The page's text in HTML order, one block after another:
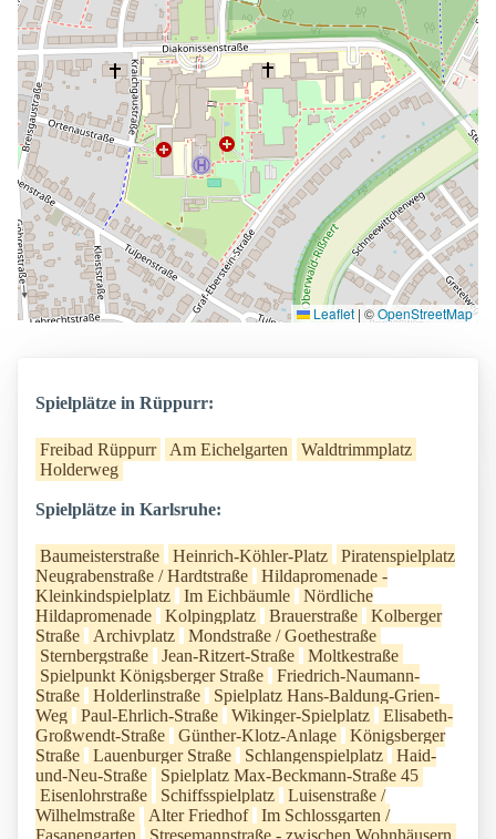
Leaflet | ©OpenStreetMap
Spielplätze in Rüppurr:
Freibad Rüppurr Am Eichelgarten
Waldtrimmplatz
Holderweg
Spielplätze in Karlsruhe:
Baumeisterstraße Heinrich-Köhler-Platz
Piratenspielplatz
Neugrabenstraße / Hardtstraße
Hildapromenade -
Kleinkindspielplatz
Im Eichbäumle
Nördliche
Hildapromenade
Kolpingplatz Brauerstraße
Kolberger
Straße
Archivplatz
Mondstraße / Goethestraße
Sternbergstraße
Jean-Ritzert-Straße
Moltkestraße
Spielpunkt Königsberger Straße
Friedrich-Naumann-
Straße
Holderlinstraße
Spielplatz Hans-Baldung-Grien-
Weg
Paul-Ehrlich-Straße Wikinger-Spielplatz
Elisabeth-
Großwendt-Straße
Günther-Klotz-Anlage
Königsberger
Straße
Lauenburger Straße Schlangenspielplatz
Haid-
und-Neu-Straße
Spielplatz Max-Beckmann-Straße 45
Eisenlohrstraße
Schiffsspielplatz
Luisenstraße /
Wilhelmstraße
Alter Friedhof
Im Schlossgarten /